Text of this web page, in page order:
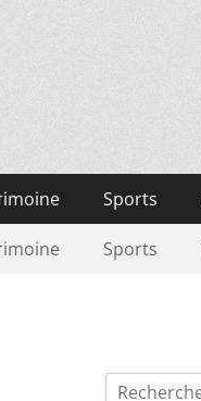
Sports
Sports
Rechercher